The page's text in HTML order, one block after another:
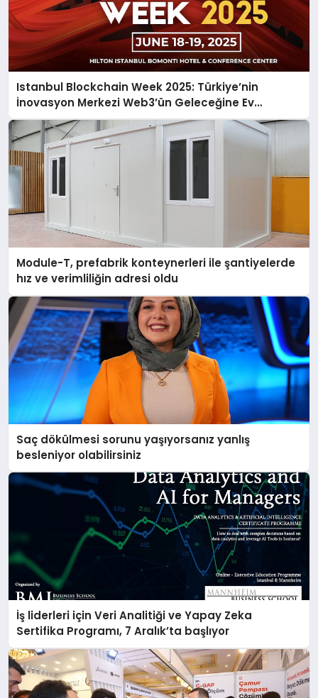
Istanbul Blockchain Week 2025: Türkiye’nin
İnovasyon Merkezi Web3’ün Geleceğine Ev
Sahipliği Yapacak
Module-T, prefabrik konteynerleri ile şantiyelerde
hız ve verimliliğin adresi oldu
Saç dökülmesi sorunu yaşıyorsanız yanlış
besleniyor olabilirsiniz
İş liderleri için Veri Analitiği ve Yapay Zeka
Sertifika Programı, 7 Aralık’ta başlıyor